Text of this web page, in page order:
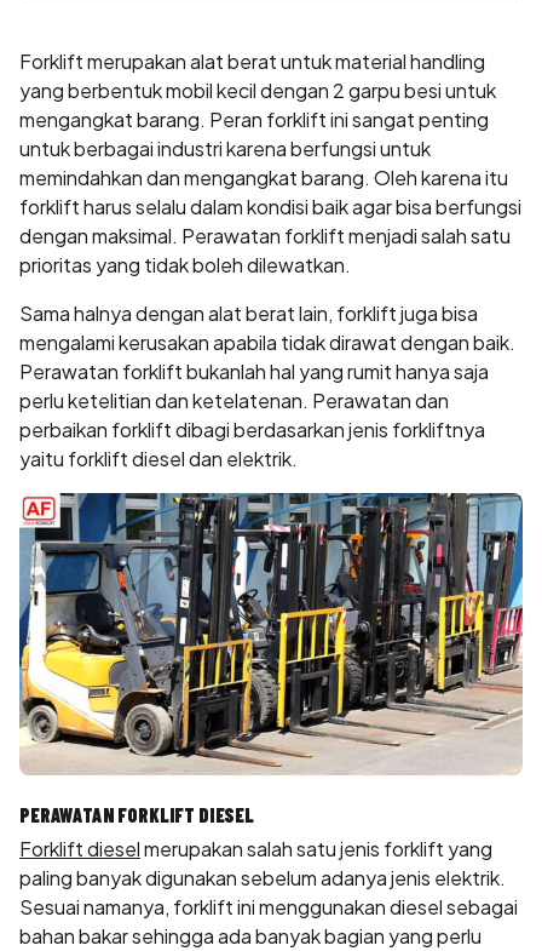
Forklift merupakan alat berat untuk material handling
yang berbentuk mobil kecil dengan 2 garpu besi untuk
mengangkat barang. Peran forklift ini sangat penting
untuk berbagai industri karena berfungsi untuk
memindahkan dan mengangkat barang. Oleh karena itu
forklift harus selalu dalam kondisi baik agar bisa berfungsi
dengan maksimal. Perawatan forklift menjadi salah satu
prioritas yang tidak boleh dilewatkan.
Sama halnya dengan alat berat lain, forklift juga bisa
mengalami kerusakan apabila tidak dirawat dengan baik.
Perawatan forklift bukanlah hal yang rumit hanya saja
perlu ketelitian dan ketelatenan. Perawatan dan
perbaikan forklift dibagi berdasarkan jenis forkliftnya
yaitu forklift diesel dan elektrik.
PERAWATAN FORKLIFT DIESEL
Forklift dieselmerupakan salah satu jenis forklift yang
paling banyak digunakan sebelum adanya jenis elektrik.
Sesuai namanya, forklift ini menggunakan diesel sebagai
bahan bakar sehingga ada banyak bagian yang perlu